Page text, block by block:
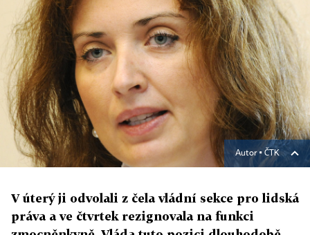
Autor ▪ ČTK
V úterý ji odvolali z čela vládní sekce pro lidská
práva a ve čtvrtek rezignovala na funkci